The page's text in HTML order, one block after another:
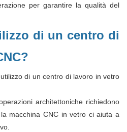
per garantire la qualità del
di un centro di
di un centro di lavoro in vetro
architettoniche richiedono
macchina CNC in vetro ci aiuta a